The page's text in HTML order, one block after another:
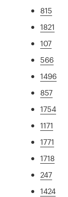
815
1821
107
566
1496
857
1754
1171
1771
1718
247
1424